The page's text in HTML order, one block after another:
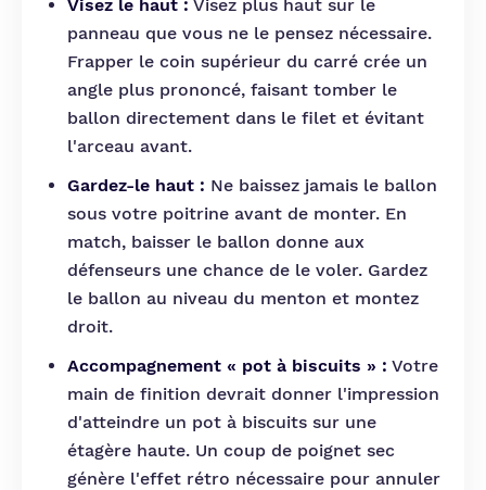
Visez le haut : Visez plus haut sur le
panneau que vous ne le pensez nécessaire.
Frapper le coin supérieur du carré crée un
angle plus prononcé, faisant tomber le
ballon directement dans le filet et évitant
l'arceau avant.
Gardez-le haut : Ne baissez jamais le ballon
sous votre poitrine avant de monter. En
match, baisser le ballon donne aux
défenseurs une chance de le voler. Gardez
le ballon au niveau du menton et montez
droit.
Accompagnement « pot à biscuits » : Votre
main de finition devrait donner l'impression
d'atteindre un pot à biscuits sur une
étagère haute. Un coup de poignet sec
génère l'effet rétro nécessaire pour annuler